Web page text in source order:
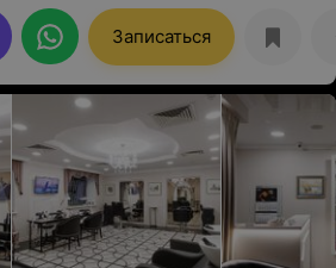
и приятная девушка. Я
депиляцию, но волшебные ручки
и боль. Боли нет совсем! Всё
результатом. Буду
Вежливое отношение,
Записаться